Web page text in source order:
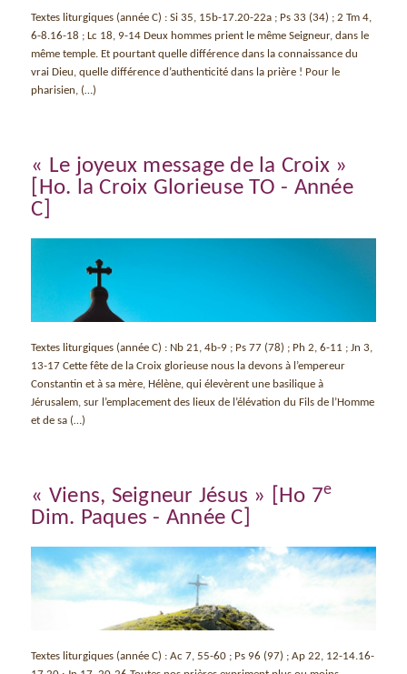
Textes liturgiques (année C) : Si 35, 15b-17.20-22a ; Ps 33 (34) ; 2 Tm 4,
6-8.16-18 ; Lc 18, 9-14 Deux hommes prient le même Seigneur, dans le
même temple. Et pourtant quelle différence dans la connaissance du
vrai Dieu, quelle différence d’authenticité dans la prière ! Pour le
pharisien, (…)
« Le joyeux message de la Croix »
[Ho. la Croix Glorieuse TO - Année
C]
Textes liturgiques (année C) : Nb 21, 4b-9 ; Ps 77 (78) ; Ph 2, 6-11 ; Jn 3,
13-17 Cette fête de la Croix glorieuse nous la devons à l’empereur
Constantin et à sa mère, Hélène, qui élevèrent une basilique à
Jérusalem, sur l’emplacement des lieux de l’élévation du Fils de l’Homme
et de sa (…)
« Viens, Seigneur Jésus » [Ho 7e
Dim. Paques - Année C]
Textes liturgiques (année C) : Ac 7, 55-60 ; Ps 96 (97) ; Ap 22, 12-14.16-